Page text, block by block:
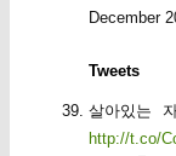
December
Tweets
살아있는
http://t.co/